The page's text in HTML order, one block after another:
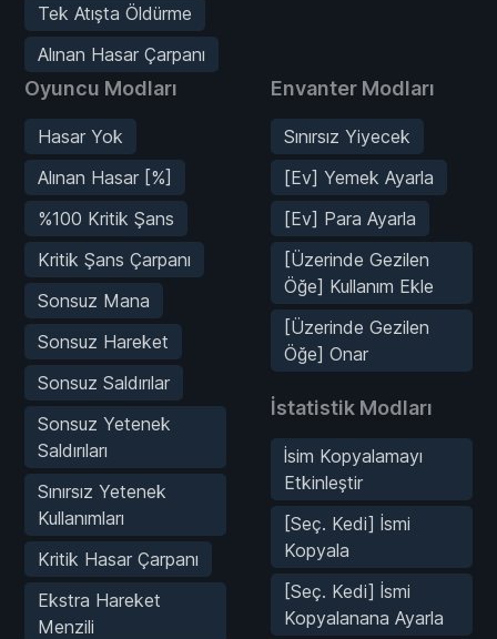
Tek Atışta Öldürme
Alınan Hasar Çarpanı
Oyuncu Modları
Hasar Yok
Alınan Hasar [%]
%100 Kritik Şans
Kritik Şans Çarpanı
Sonsuz Mana
Sonsuz Hareket
Sonsuz Saldırılar
Sonsuz Yetenek
Saldırıları
Sınırsız Yetenek
Kullanımları
Kritik Hasar Çarpanı
Ekstra Hareket
Menzili
Envanter Modları
Sınırsız Yiyecek
[Ev] Yemek Ayarla
[Ev] Para Ayarla
[Üzerinde Gezilen
Öğe] Kullanım Ekle
[Üzerinde Gezilen
Öğe] Onar
İstatistik Modları
İsim Kopyalamayı
Etkinleştir
[Seç. Kedi] İsmi
Kopyala
[Seç. Kedi] İsmi
Kopyalanana Ayarla